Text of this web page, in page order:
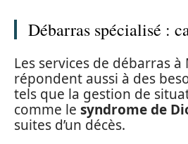
Débarras spécialisé :
Les services de débarras à
répondent aussi à des
tels que la gestion de
comme le syndrome de
suites d’un décès.